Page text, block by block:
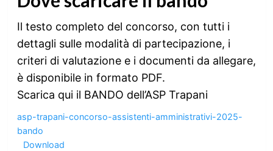
Il testo completo del concorso, con tutti i
dettagli sulle modalità di partecipazione, i
criteri di valutazione e i documenti da allegare,
è disponibile in formato PDF.
Scarica qui il BANDO dell’ASP Trapani
asp-trapani-concorso-assistenti-amministrativi-2025-
bando
Download